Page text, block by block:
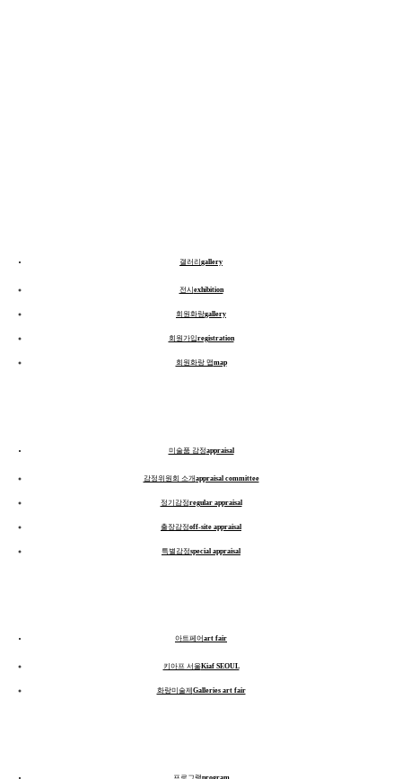
갤러리 gallery
전시 exhibition
회원화랑gallery
회원가입registration
회원화랑 맵map
미술품 감정appraisal
감정위원회 소개appraisal committee
정기감정regular appraisal
출장감정off-site appraisal
특별감정special appraisal
아트페어 art fair
키아프 서울Kiaf SEOUL
화랑미술제 Galleries art fair